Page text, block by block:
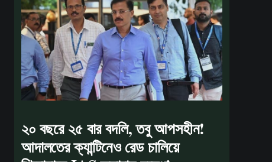
২০ বছরে ২৫ বার বদলি, তবু আপসহীন!
আদালতের ক্যান্টিনেও রেড চালিয়ে